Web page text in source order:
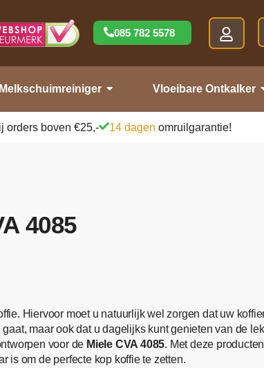
085 782 5578
Melkschuimreiniger Vloeibare Ontkalker
orders boven €25,- 14 dagen omruilgarantie!
4085
Hiervoor moet u natuurlijk wel zorgen dat uw
maar ook dat u dagelijks kunt genieten van de
voor de Miele CVA 4085. Met deze
is om de perfecte kop koffie te zetten.